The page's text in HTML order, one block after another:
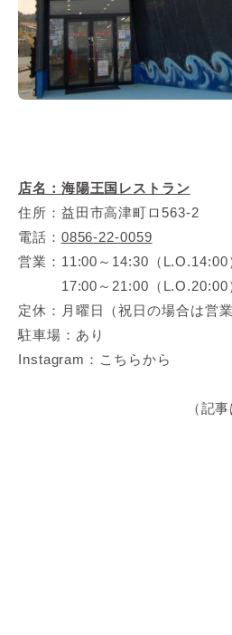
店名：海陽王国レストラン
住所：益田市高津町ロ563-2
電話： 0856-22-0059
営業：11:00～14:30（L.O.14:00
17:00～21:00（L.O.20:00
定休：月曜日（祝日の場合は営
駐車場：あり
Instagram：こちらから
（記